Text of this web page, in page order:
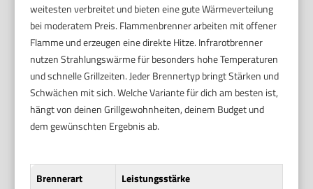
weitesten verbreitet und bieten eine gute Wärmeverteilung
bei moderatem Preis. Flammenbrenner arbeiten mit offener
Flamme und erzeugen eine direkte Hitze. Infrarotbrenner
nutzen Strahlungswärme für besonders hohe Temperaturen
und schnelle Grillzeiten. Jeder Brennertyp bringt Stärken und
Schwächen mit sich. Welche Variante für dich am besten ist,
hängt von deinen Grillgewohnheiten, deinem Budget und
dem gewünschten Ergebnis ab.
Brennerart Leistungsstärke